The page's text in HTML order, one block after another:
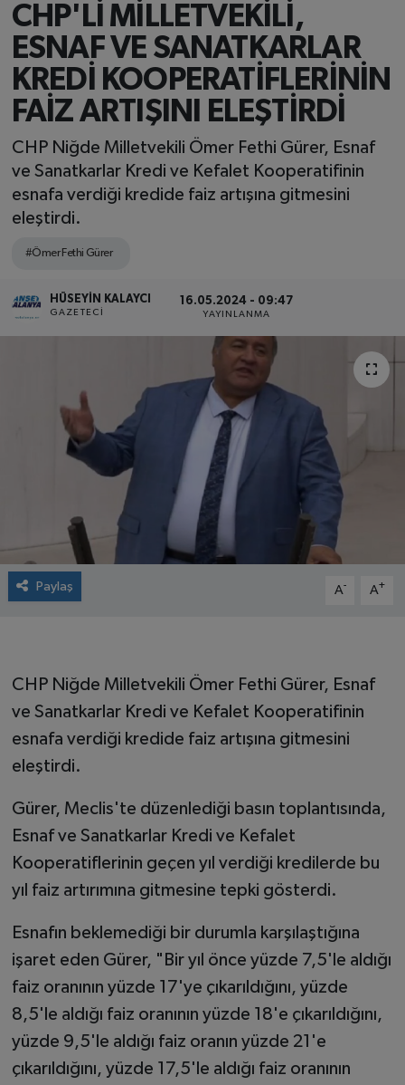
CHP'Lİ MİLLETVEKİLİ,
ESNAF VE SANATKARLAR
KREDİ KOOPERATİFLERİNİN
FAİZ ARTIŞINI ELEŞTİRDİ
CHP Niğde Milletvekili Ömer Fethi Gürer, Esnaf
ve Sanatkarlar Kredi ve Kefalet Kooperatifinin
esnafa verdiği kredide faiz artışına gitmesini
eleştirdi.
#Ömer Fethi Gürer
HÜSEYIN KALAYCI
GAZETECI
16.05.2024 - 09:47
YAYINLANMA
Paylaş A- A+
CHP Niğde Milletvekili Ömer Fethi Gürer, Esnaf
ve Sanatkarlar Kredi ve Kefalet Kooperatifinin
esnafa verdiği kredide faiz artışına gitmesini
eleştirdi.
Gürer, Meclis'te düzenlediği basın toplantısında,
Esnaf ve Sanatkarlar Kredi ve Kefalet
Kooperatiflerinin geçen yıl verdiği kredilerde bu
yıl faiz artırımına gitmesine tepki gösterdi.
Esnafın beklemediği bir durumla karşılaştığına
işaret eden Gürer, "Bir yıl önce yüzde 7,5'le aldığı
faiz oranının yüzde 17'ye çıkarıldığını, yüzde
8,5'le aldığı faiz oranının yüzde 18'e çıkarıldığını,
yüzde 9,5'le aldığı faiz oranın yüzde 21'e
çıkarıldığını, yüzde 17,5'le aldığı faiz oranının